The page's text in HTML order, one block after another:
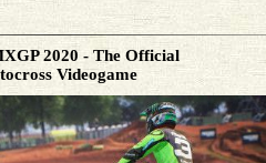
2020 - The Official
Videogame